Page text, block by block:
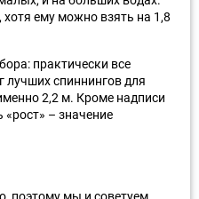
ему можно взять на 1,8
практически все
лучших спиннингов для
2,2 м. Кроме надписи
– значение
поэтому мы и советуем